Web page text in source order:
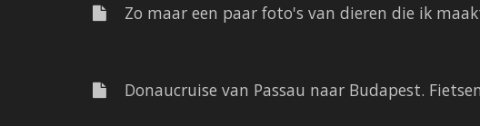
Zo maar een paar foto's van dieren die ik
Donaucruise van Passau naar Budapest.